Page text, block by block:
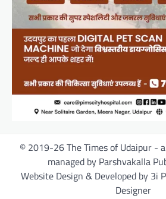
© 2019-26 The Times of Udaipur -
managed by Parshvakalla
Website Design & Developed by 3i
Designer